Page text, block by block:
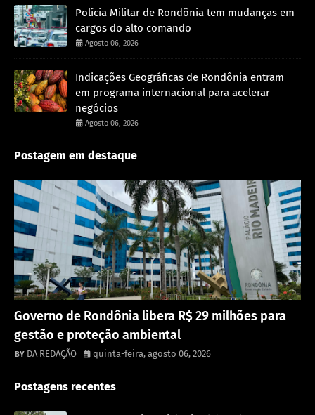
Polícia Militar de Rondônia tem mudanças em
cargos do alto comando
Agosto 06, 2026
Indicações Geográficas de Rondônia entram
em programa internacional para acelerar
negócios
Agosto 06, 2026
Postagem em destaque
Governo de Rondônia libera R$ 29 milhões para
gestão e proteção ambiental
DA REDAÇÃO quinta-feira, agosto 06, 2026
Postagens recentes